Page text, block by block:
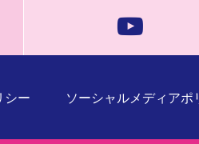
シー ソーシャルメディアポ